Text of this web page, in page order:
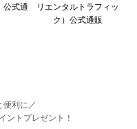
便利に／
ントプレゼント！